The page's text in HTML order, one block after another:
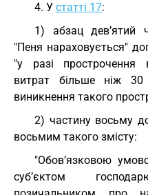
4. У статті 17:
1) абзац дев’ятий
"Пеня нараховується"
"у разі прострочення
витрат більше ніж
виникнення такого
2) частину восьму
восьмим такого змісту:
"Обов’язковою
суб’єктом